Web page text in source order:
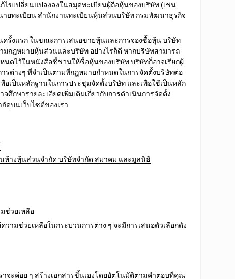
ไขเปลี่ยนแปลงลงในสมุดทะเบียนผู้ถือหุ้นของบริษัท (เช่น
ายทะเบียน สำนักงานทะเบียนหุ้นส่วนบริษัท กรมพัฒนาธุรกิจ
ครั้งแรกในขณะการเสนอขายหุ้นและการจองซื้อหุ้นบริษัท
มกฎหมายหุ้นส่วนและบริษัท อย่างไรก็ดี หากบริษัทสามารถ
นดไว้ในหนังสือชี้ชวนให้ซื้อหุ้นของบริษัท บริษัทก็อาจเรียกผู้
รต่างๆ ที่จำเป็นตามที่กฎหมายกำหนดในการจัดตั้งบริษัทต่อ
พื่อเป็นหลักฐานในการประชุมจัดตั้งบริษัท และเพื่อใช้เป็นหลัก
จศึกษารายละเอียดเพิ่มเติมเกี่ยวกับการดำเนินการจัดตั้ง
กัดบนเว็บไซต์ของเรา
างหุ้นส่วนจำกัด บริษัทจำกัด สมาคม และมูลนิธิ
ช่วยเหลือ
มช่วยเหลือในกระบวนการต่าง ๆ จะมีการเสนอตัวเลือกดัง
ะค่อย ๆ สร้างเอกสารขึ้นเองโดยอัตโนมัติตามคำตอบที่คุณ